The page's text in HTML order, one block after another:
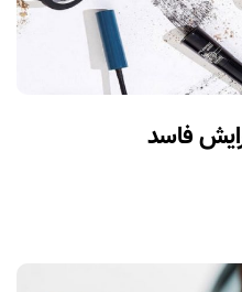
فاسد